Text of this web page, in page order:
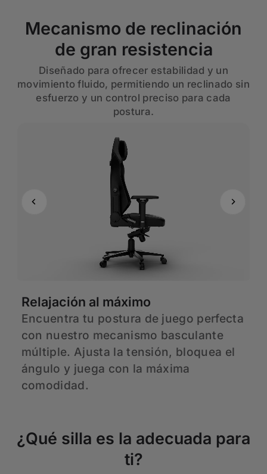
Mecanismo de reclinación
de gran resistencia
Diseñado para ofrecer estabilidad y un
movimiento fluido, permitiendo un reclinado sin
esfuerzo y un control preciso para cada
postura.
Relajación al máximo
Encuentra tu postura de juego perfecta
con nuestro mecanismo basculante
múltiple. Ajusta la tensión, bloquea el
ángulo y juega con la máxima
comodidad.
¿Qué silla es la adecuada para
ti?